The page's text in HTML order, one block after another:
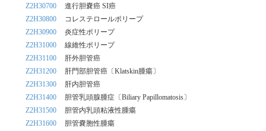
Z2H30700
進行胆嚢癌 SI癌
Z2H30800
コレステロールポリープ
Z2H30900
炎症性ポリープ
Z2H31000
線維性ポリープ
Z2H31100
肝外胆管癌
Z2H31200
肝門部胆管癌〔Klatskin腫瘍〕
Z2H31300
肝内胆管癌
Z2H31400
胆管乳頭腺腫症〔Biliary Papillomatosis〕
Z2H31500
胆管内乳頭粘液性腫瘍
Z2H31600
胆管嚢胞性腫瘍